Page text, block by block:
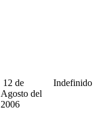
12 de
Agosto del
2006
Indefinido